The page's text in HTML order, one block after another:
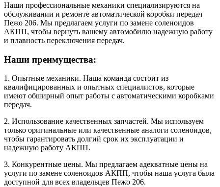
Наши профессиональные механики специализируются на
обслуживании и ремонте автоматической коробки передач
Пежо 206. Мы предлагаем услуги по замене соленоидов
АКПП, чтобы вернуть вашему автомобилю надежную работу
и плавность переключения передач.
Наши преимущества:
1. Опытные механики. Наша команда состоит из
квалифицированных и опытных специалистов, которые
имеют обширный опыт работы с автоматическими коробками
передач.
2. Использование качественных запчастей. Мы используем
только оригинальные или качественные аналоги соленоидов,
чтобы гарантировать долгий срок их эксплуатации и
надежную работу АКПП.
3. Конкурентные цены. Мы предлагаем адекватные цены на
услуги по замене соленоидов АКПП, чтобы наша услуга была
доступной для всех владельцев Пежо 206.